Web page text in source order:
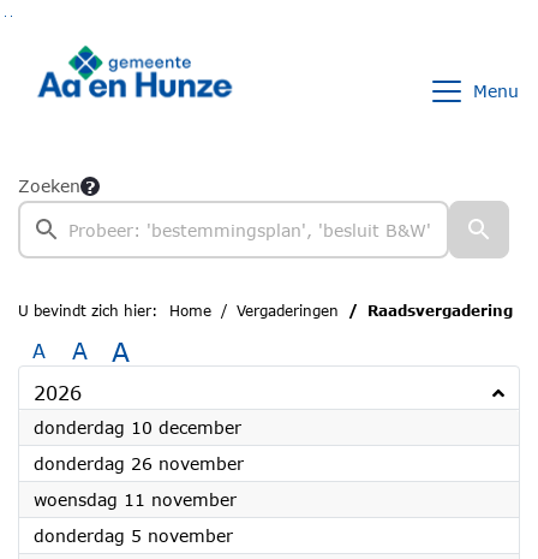
Menu
Zoeken
U bevindt zich hier: Home Vergaderingen Raadsvergadering
A A A
2026
donderdag 10 december2026
donderdag 26 november2026
woensdag 11 november2026
donderdag 5 november2026